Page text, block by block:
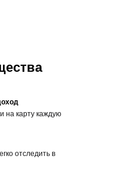
на карту каждую
отследить в